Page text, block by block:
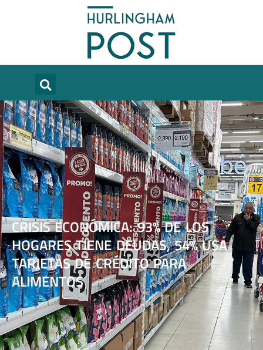
CRISIS ECONÓMICA: 93% DE LOS
HOGARES TIENE DEUDAS, 54% USA
TARJETAS DE CRÉDITO PARA
ALIMENTOS